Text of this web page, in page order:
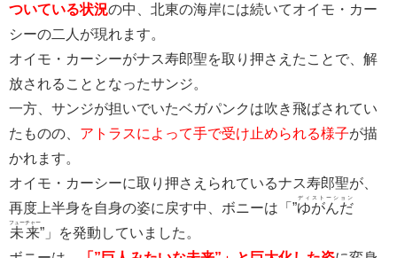
ついている状況の中、北東の海岸には続いてオイモ・カー
シーの二人が現れます。
オイモ・カーシーがナス寿郎聖を取り押さえたことで、解
放されることとなったサンジ。
一方、サンジが担いでいたベガパンクは吹き飛ばされてい
たものの、 アトラスによって手で受け止められる様子が描
かれます。
オイモ・カーシーに取り押さえられているナス寿郎聖が、
再度上半身を自身の姿に戻す中、ボニーは「”ゆがんだ
ディストーション
未来
フューチャー
”」を発動していました。